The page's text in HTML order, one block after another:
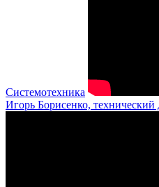
Системотехника
Игорь Борисенко,